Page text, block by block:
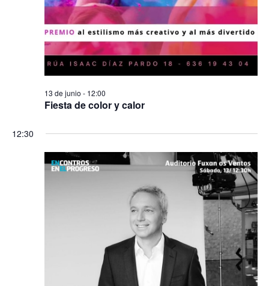
Fiesta de color y calor
13 de junio - 12:00
12:30